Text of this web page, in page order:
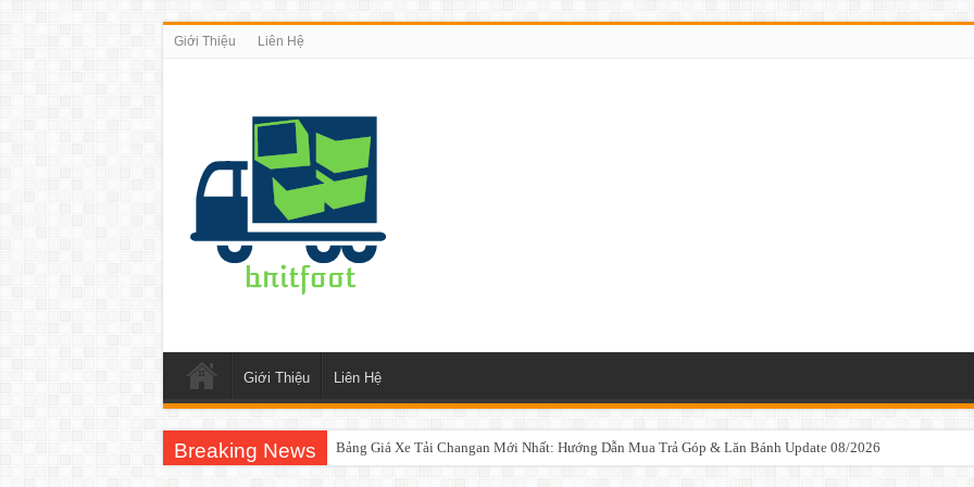
Giới Thiệu Liên Hệ
Giới Thiệu Liên Hệ
Breaking News Bảng Giá Xe Tải Changan Mới Nhất: Hướng Dẫn Mua Trả Góp & Lăn Bánh Update 08/2026